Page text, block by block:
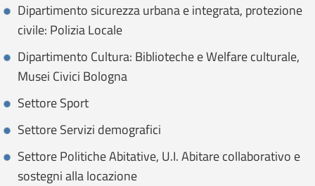
Dipartimento sicurezza urbana e integrata, protezione
civile: Polizia Locale
Dipartimento Cultura: Biblioteche e Welfare culturale,
Musei Civici Bologna
Settore Sport
Settore Servizi demografici
Settore Politiche Abitative, U.I. Abitare collaborativo e
sostegni alla locazione